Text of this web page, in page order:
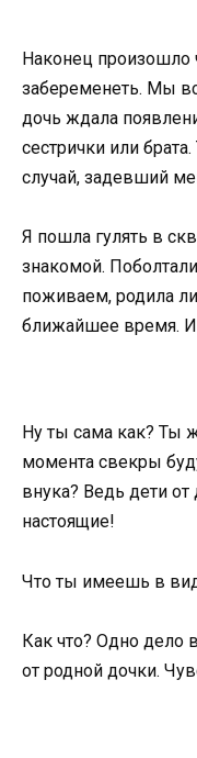
Наконец произошло
забеременеть. Мы
дочь ждала
сестрички или
случай, задевший
Я пошла гулять в
знакомой.
поживаем, родила ли
ближайшее время. И
Ну ты сама как? Ты
момента свекры
внука? Ведь дети
настоящие!
Что ты имеешь в
Как что? Одно дело
от родной дочки.